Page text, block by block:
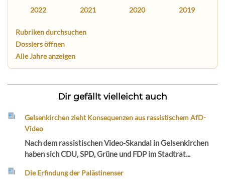
2022 2021 2020 2019
Rubriken durchsuchen
Dossiers öffnen
Alle Jahre anzeigen
Dir gefällt vielleicht auch
Gelsenkirchen zieht Konsequenzen aus rassistischem AfD-
Video
Nach dem rassistischen Video-Skandal in Gelsenkirchen
haben sich CDU, SPD, Grüne und FDP im Stadtrat...
Die Erfindung der Palästinenser